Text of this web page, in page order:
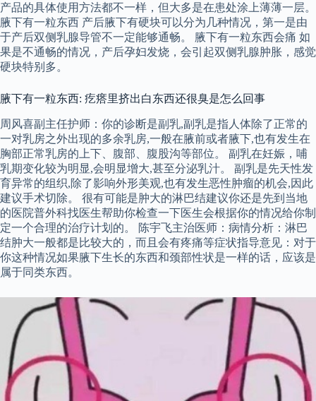
产品的具体使用方法都不一样，但大多是在患处涂上薄薄一层。
腋下有一粒东西 产后腋下有硬块可以分为几种情况，第一是由
于产后双侧乳腺导管不一定能够通畅。 腋下有一粒东西会痛 如
果是不通畅的情况，产后孕妇发烧，会引起双侧乳腺肿胀，感觉
硬块特别多。
腋下有一粒东西: 疙瘩里挤出白东西还很臭是怎么回事
周风喜副主任护师：你的诊断是副乳,副乳是指人体除了正常的
一对乳房之外出现的多余乳房,一般在腋前或者腋下,也有发生在
胸部正常乳房的上下、腹部、腹股沟等部位。 副乳在妊娠，哺
乳期变化较为明显,会明显增大,甚至分泌乳汁。 副乳是先天性发
育异常的组织,除了影响外形美观,也有发生恶性肿瘤的机会,因此
建议手术切除。 很有可能是肿大的淋巴结建议你还是先到当地
的医院普外科找医生帮助你检查一下医生会根据你的情况给你制
定一个合理的治疗计划的。 陈宇飞主治医师：病情分析：淋巴
结肿大一般都是比较大的，而且会有疼痛等症状指导意见：对于
你这种情况如果腋下生长的东西和颈部性状是一样的话，应该是
属于同类东西。